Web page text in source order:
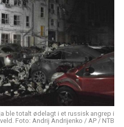
ble totalt ødelagt i et russisk angrep i
Foto: Andrij Andrijenko / AP / NTB